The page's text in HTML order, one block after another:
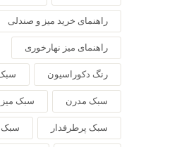
راهنمای خرید میز و صندلی
راهنمای میز نهارخوری
رنگ دکوراسیون
سبک مدرن سبک میز
سبک پرطرفدار سبک